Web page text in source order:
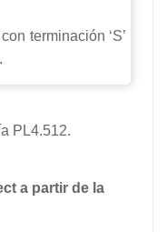
terminación ‘S’
PL4.512.
a partir de la